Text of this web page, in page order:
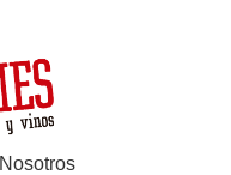
Nosotros